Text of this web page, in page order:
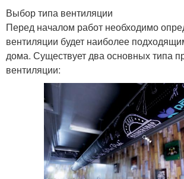
Выбор типа вентиляции
Перед началом работ необходимо
вентиляции будет наиболее
дома. Существует два основных типа
вентиляции: